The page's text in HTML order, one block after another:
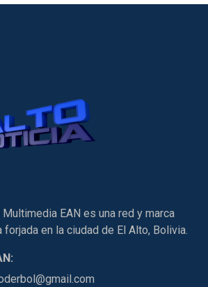
EAN es una red y marca
en la ciudad de El Alto, Bolivia.